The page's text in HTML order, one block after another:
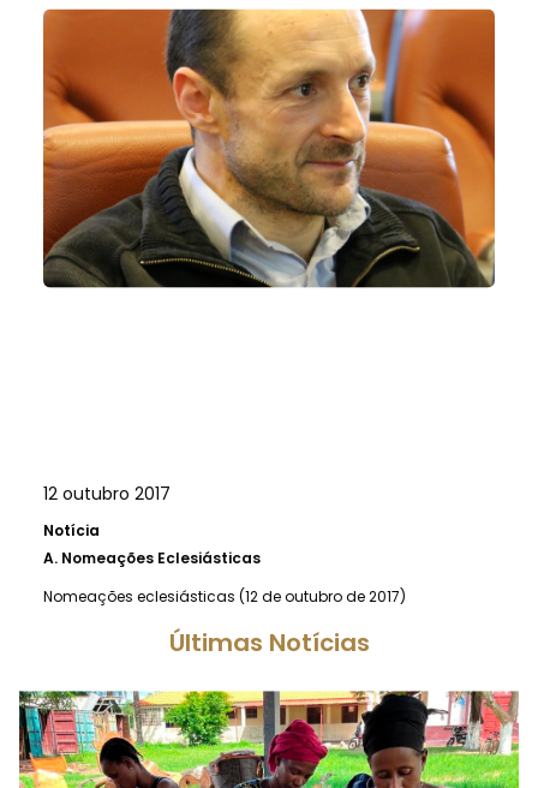
12 outubro 2017
Notícia
A. Nomeações Eclesiásticas
Nomeações eclesiásticas (12 de outubro de 2017)
Últimas Notícias